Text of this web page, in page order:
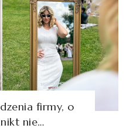
firmy, o
nie…